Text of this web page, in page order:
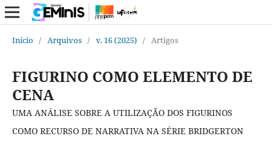
Início / Arquivos / v. 16 (2025) / Artigos
FIGURINO COMO ELEMENTO DE
CENA
UMA ANÁLISE SOBRE A UTILIZAÇÃO DOS FIGURINOS
COMO RECURSO DE NARRATIVA NA SÉRIE BRIDGERTON